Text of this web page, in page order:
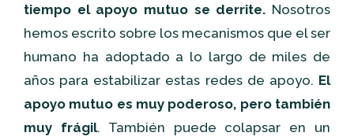
tiempo el apoyo mutuo se derrite. Nosotros
hemos escrito sobre los mecanismos que el ser
humano ha adoptado a lo largo de miles de
años para estabilizar estas redes de apoyo. El
apoyo mutuo es muy poderoso, pero también
muy frágil. También puede colapsar en un